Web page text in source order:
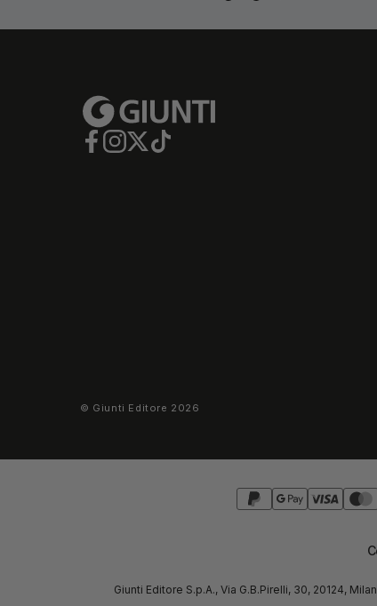
Facebook
Instagram
TwitterTikTok
© Giunti Editore 2026
Giunti Editore S.p.A., Via G.B.Pirelli, 30, 20124,